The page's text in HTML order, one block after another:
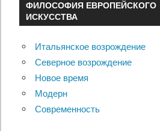
ФИЛОСОФИЯ ЕВРОПЕЙСКОГО
ИСКУССТВА
Итальянское возрождение
Северное возрождение
Новое время
Модерн
Современность